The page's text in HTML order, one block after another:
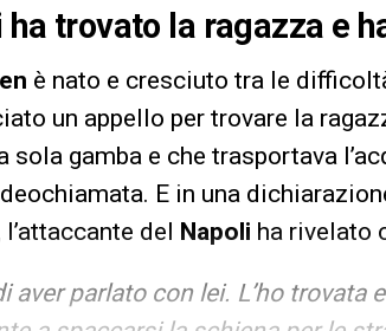
trovato la ragazza e
è nato e cresciuto tra le
un appello per trovare la
sola gamba e che trasportava
E in una
del Napoli ha rivelato
aver parlato con lei. L’ho trovata